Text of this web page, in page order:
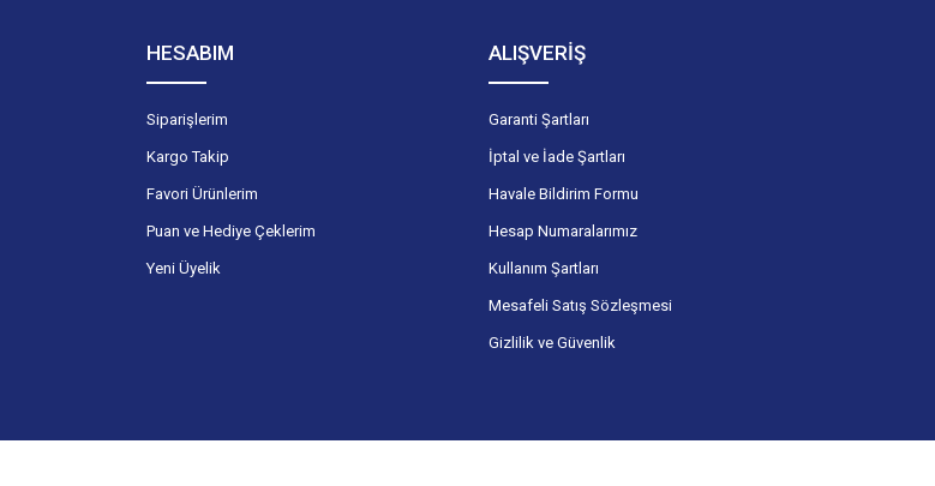
HESABIM
Siparişlerim
Kargo Takip
Favori Ürünlerim
Puan ve Hediye Çeklerim
Yeni Üyelik
ALIŞVERİŞ
Garanti Şartları
İptal ve İade Şartları
Havale Bildirim Formu
Hesap Numaralarımız
Kullanım Şartları
Mesafeli Satış Sözleşmesi
Gizlilik ve Güvenlik